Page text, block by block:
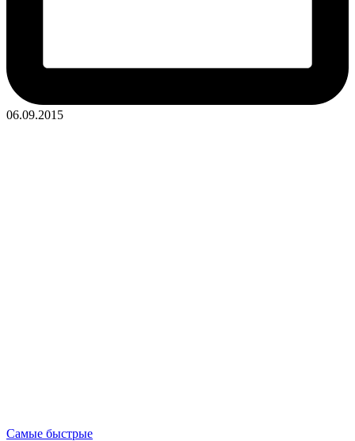
06.09.2015
Опубликовано
Самые быстрые